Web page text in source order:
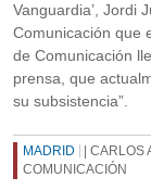
Vanguardia’, Jordi
Comunicación que
de Comunicación
prensa, que
su subsistencia”.
MADRID
| CARLOS
COMUNICACIÓN